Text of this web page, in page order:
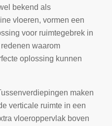
bekend als
vloeren, vormen een
voor ruimtegebrek in
waarom
oplossing kunnen
maken
verticale ruimte in een
vloeroppervlak boven